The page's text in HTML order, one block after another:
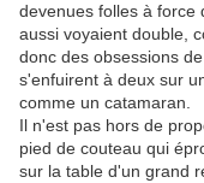
devenues folles à force
aussi voyaient double,
donc des obsessions
s'enfuirent à deux sur
comme un catamaran.
Il n'est pas hors de
pied de couteau qui
sur la table d'un grand